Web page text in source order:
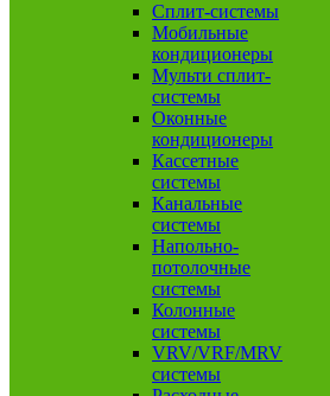
Сплит-системы
Мобильные
кондиционеры
Мульти сплит-
системы
Оконные
кондиционеры
Кассетные
системы
Канальные
системы
Напольно-
потолочные
системы
Колонные
системы
VRV/VRF/MRV
системы